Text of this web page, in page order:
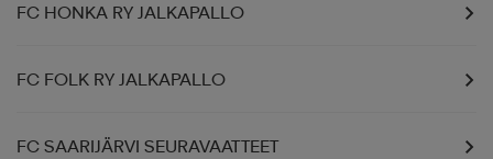
FC HONKA RY JALKAPALLO
FC FOLK RY JALKAPALLO
FC SAARIJÄRVI SEURAVAATTEET